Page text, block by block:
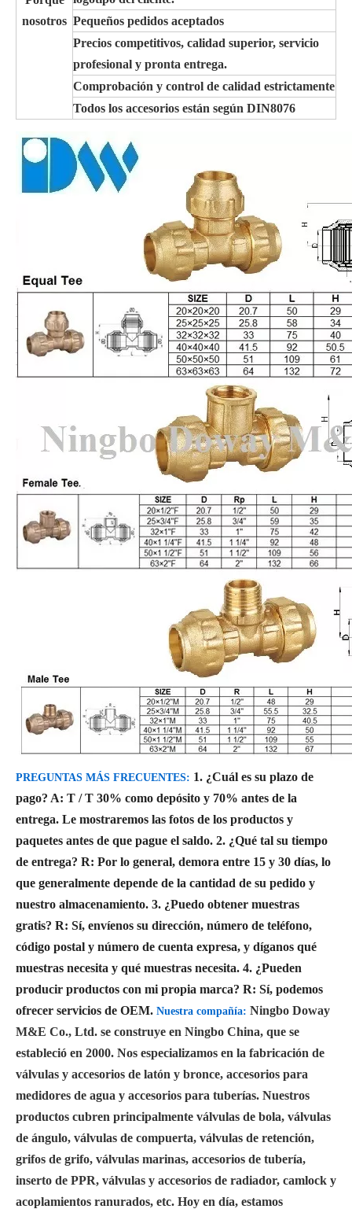
nosotros Pequeños pedidos aceptados
Precios competitivos, calidad superior, servicio
profesional y pronta entrega.
Comprobación y control de calidad estrictamente
Todos los accesorios están según DIN8076
PREGUNTAS MÁS FRECUENTES: 1. ¿Cuál es su plazo de
pago? A: T / T 30% como depósito y 70% antes de la
entrega. Le mostraremos las fotos de los productos y
paquetes antes de que pague el saldo. 2. ¿Qué tal su tiempo
de entrega? R: Por lo general, demora entre 15 y 30 días, lo
que generalmente depende de la cantidad de su pedido y
nuestro almacenamiento. 3. ¿Puedo obtener muestras
gratis? R: Sí, envíenos su dirección, número de teléfono,
código postal y número de cuenta expresa, y díganos qué
muestras necesita y qué muestras necesita. 4. ¿Pueden
producir productos con mi propia marca? R: Sí, podemos
ofrecer servicios de OEM. Nuestra compañía: Ningbo Doway
M&E Co., Ltd. se construye en Ningbo China, que se
estableció en 2000. Nos especializamos en la fabricación de
válvulas y accesorios de latón y bronce, accesorios para
medidores de agua y accesorios para tuberías. Nuestros
productos cubren principalmente válvulas de bola, válvulas
de ángulo, válvulas de compuerta, válvulas de retención,
grifos de grifo, válvulas marinas, accesorios de tubería,
inserto de PPR, válvulas y accesorios de radiador, camlock y
acoplamientos ranurados, etc. Hoy en día, estamos